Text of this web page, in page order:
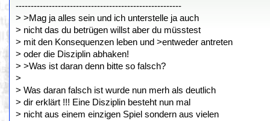
-------------------------------------------------------
> >Mag ja alles sein und ich unterstelle ja auch
> nicht das du betrügen willst aber du müsstest
> mit den Konsequenzen leben und >entweder antreten
> oder die Disziplin abhaken!
> >Was ist daran denn bitte so falsch?
>
> Was daran falsch ist wurde nun merh als deutlich
> dir erklärt !!! Eine Disziplin besteht nun mal
> nicht aus einem einzigen Spiel sondern aus vielen